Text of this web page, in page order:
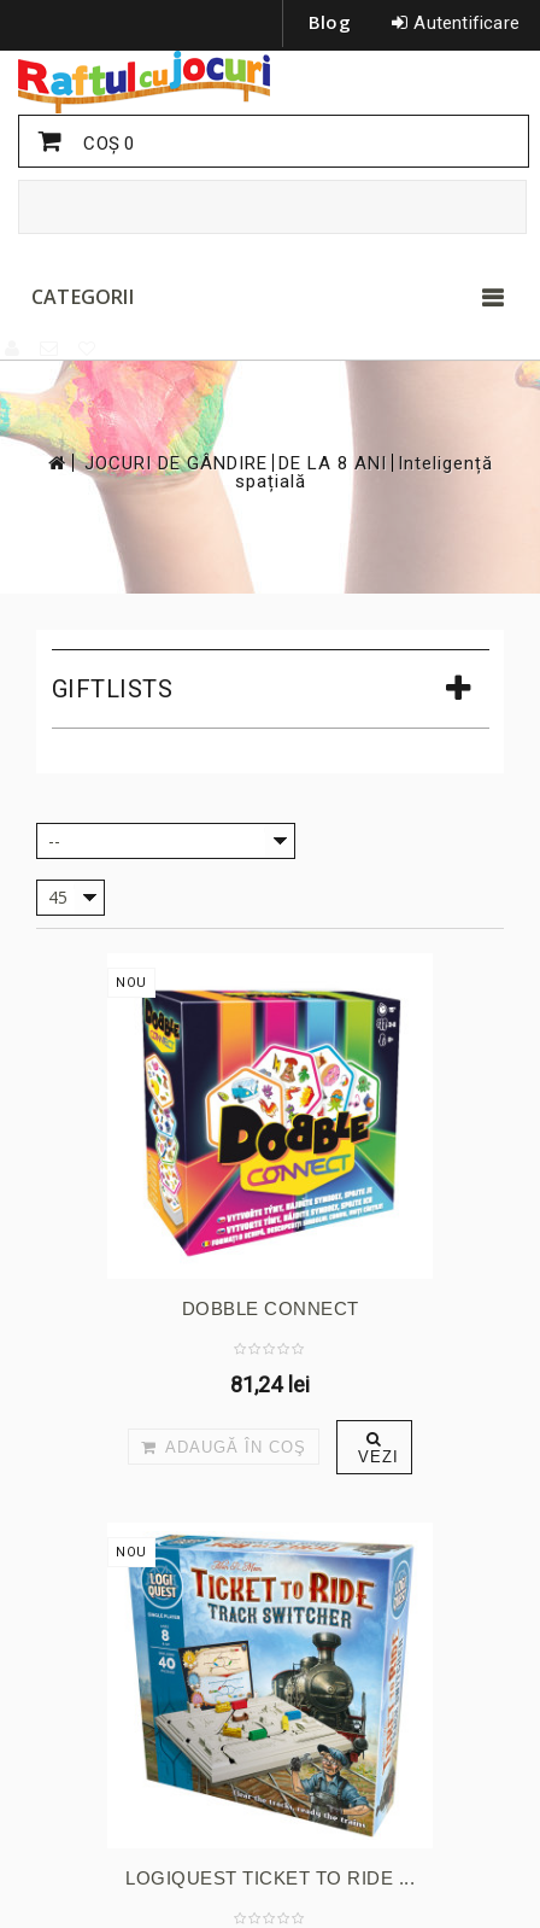
Autentificare
Blog
COŞ0
CATEGORII
>
JOCURI DE GÂNDIRE DE LA 8 ANI
Inteligență
spațială
GIFTLISTS
--
45
NOU
DOBBLE CONNECT
81,24 lei
ADAUGĂ ÎN COŞ VEZI
NOU
LOGIQUEST TICKET TO RIDE ...